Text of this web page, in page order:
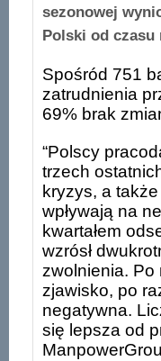
sezonowej
Polski od czasu
Spośród 751
zatrudnienia
69% brak
“Polscy
trzech
kryzys, a
wpływają na
kwartałem
wzrósł
zwolnienia. Po
zjawisko, po
negatywna.
się lepsza od